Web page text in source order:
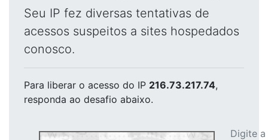
Seu IP fez diversas tentativas de
acessos suspeitos a sites hospedados
conosco.
Para liberar o acesso do IP 216.73.217.74,
responda ao desafio abaixo.
Digite